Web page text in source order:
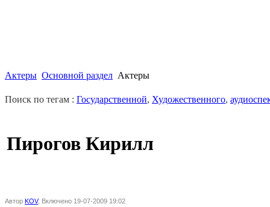
Актеры Основной раздел Актеры
Поиск по тегам : Государственной, Художественного,
Пирогов Кирилл
Автор KOV, Включено 19-07-2009 19:02